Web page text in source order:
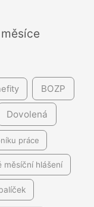
BOZP
Dovolená
práce
měsíční hlášení